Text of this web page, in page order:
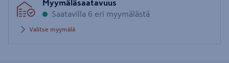
postinumero
Myymäläsaatavuus
Saatavilla 6 eri myymälästä
Valitse myymälä